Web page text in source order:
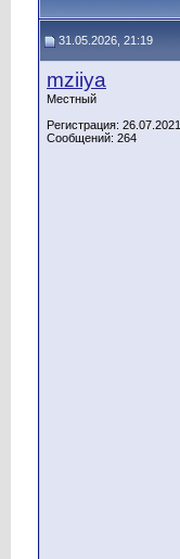
31.05.2026, 21:19
mziiya
Местный
Регистрация: 26.07.2021
Сообщений: 264